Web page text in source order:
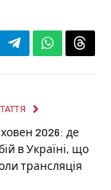
TelegramWhatsApp
2026: де
в Україні, що
трансляція